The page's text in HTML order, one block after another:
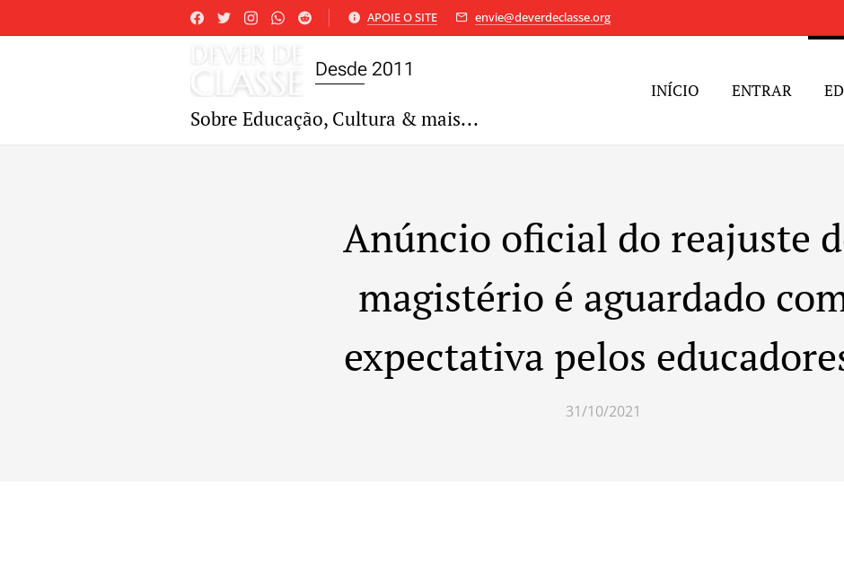
APOIE O SITE envie@deverdeclasse.org
Desde 2011
Sobre Educação, Cultura & mais...
INÍCIO ENTRAR
Anúncio oficial do reajuste
magistério é aguardado
expectativa pelos
31/10/2021